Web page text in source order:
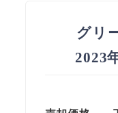
グリ
2023